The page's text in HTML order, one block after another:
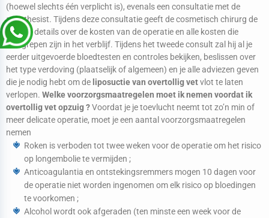
(hoewel slechts één verplicht is), evenals een consultatie met de
anesthesist. Tijdens deze consultatie geeft de cosmetisch chirurg de
patiënt details over de kosten van de operatie en alle kosten die
inbegrepen zijn in het verblijf. Tijdens het tweede consult zal hij al je
eerder uitgevoerde bloedtesten en controles bekijken, beslissen over
het type verdoving (plaatselijk of algemeen) en je alle adviezen geven
die je nodig hebt om de liposuctie van overtollig vetvlot te laten
verlopen. Welke voorzorgsmaatregelen moet ik nemen voordat ik
overtollig vet opzuig ?Voordat je je toevlucht neemt tot zo’n min of
meer delicate operatie, moet je een aantal voorzorgsmaatregelen
nemen
Roken is verboden tot twee weken voor de operatie om het risico
op longembolie te vermijden ;
Anticoagulantia en ontstekingsremmers mogen 10 dagen voor
de operatie niet worden ingenomen om elk risico op bloedingen
te voorkomen ;
Alcohol wordt ook afgeraden (ten minste een week voor de